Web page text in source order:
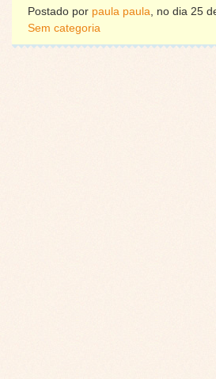
Postado por paula paula, no dia 25
Sem categoria